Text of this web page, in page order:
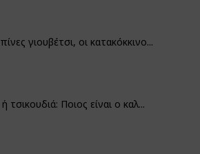
γιουβέτσι, οι κατακόκκινο...
τσικουδιά: Ποιος είναι ο καλ...